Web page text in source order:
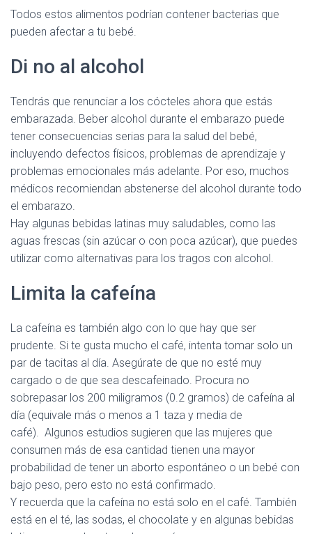
Todos estos alimentos podrían contener bacterias que
pueden afectar a tu bebé.
Di no al alcohol
Tendrás que renunciar a los cócteles ahora que estás
embarazada. Beber alcohol durante el embarazo puede
tener consecuencias serias para la salud del bebé,
incluyendo defectos físicos, problemas de aprendizaje y
problemas emocionales más adelante. Por eso, muchos
médicos recomiendan abstenerse del alcohol durante todo
el embarazo.
Hay algunas bebidas latinas muy saludables, como las
aguas frescas (sin azúcar o con poca azúcar), que puedes
utilizar como alternativas para los tragos con alcohol.
Limita la cafeína
La cafeína es también algo con lo que hay que ser
prudente. Si te gusta mucho el café, intenta tomar solo un
par de tacitas al día. Asegúrate de que no esté muy
cargado o de que sea descafeinado. Procura no
sobrepasar los 200 miligramos (0.2 gramos) de cafeína al
día (equivale más o menos a 1 taza y media de
café). Algunos estudios sugieren que las mujeres que
consumen más de esa cantidad tienen una mayor
probabilidad de tener un aborto espontáneo o un bebé con
bajo peso, pero esto no está confirmado.
Y recuerda que la cafeína no está solo en el café. También
está en el té, las sodas, el chocolate y en algunas bebidas